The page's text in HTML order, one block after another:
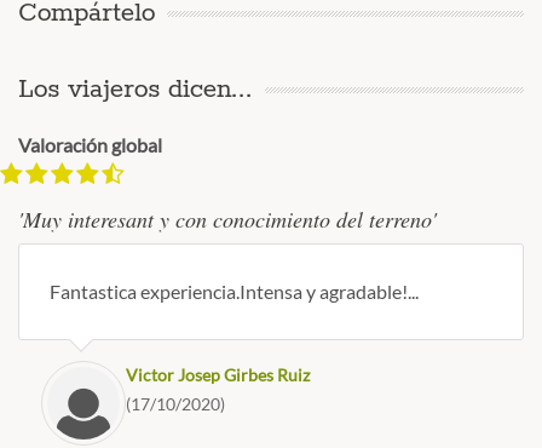
Compártelo
Los viajeros dicen...
Valoración global
'Muy interesant y con conocimiento del terreno'
Fantastica experiencia.Intensa y agradable!...
Victor Josep Girbes Ruiz
(17/10/2020)